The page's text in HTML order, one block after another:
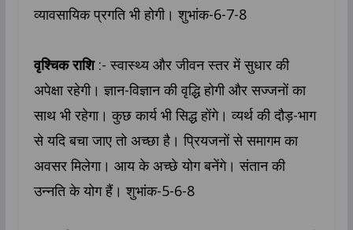
व्यावसायिक प्रगति भी होगी। शुभांक-6-7-8
वृश्चिक राशि:- स्वास्थ्य और जीवन स्तर में सुधार की
अपेक्षा रहेगी। ज्ञान-विज्ञान की वृद्धि होगी और सज्जनों का
साथ भी रहेगा। कुछ कार्य भी सिद्ध होंगे। व्यर्थ की दौड़-भाग
से यदि बचा जाए तो अच्छा है। प्रियजनों से समागम का
अवसर मिलेगा। आय के अच्छे योग बनेंगे। संतान की
उन्नति के योग हैं। शुभांक-5-6-8